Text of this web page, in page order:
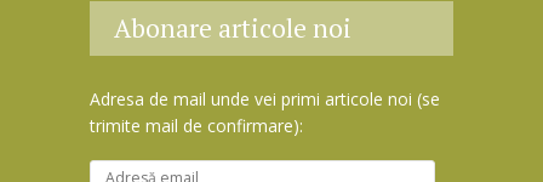
Abonare articole noi
Adresa de mail unde vei primi articole noi (se
trimite mail de confirmare):